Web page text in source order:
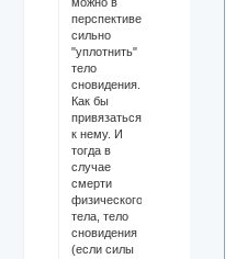
перспективе
сильно
"уплотнить"
тело
сновидения.
Как бы
привязаться
к нему. И
тогда в
случае
смерти
физического
тела, тело
сновидения
(если силы